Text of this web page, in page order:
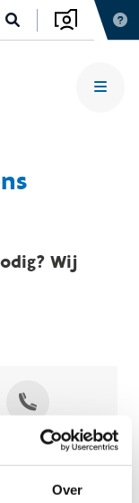
Over
Wij